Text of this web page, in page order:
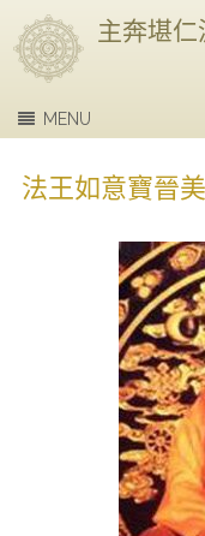
主奔堪仁
MENU
法王如意寶晉